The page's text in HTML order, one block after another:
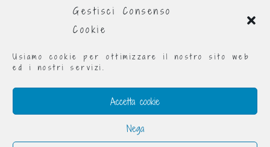
Gestisci Consenso
Cookie
Usiamo cookie per ottimizzare il nostro sito web
ed i nostri servizi.
Accetta cookie
Nega